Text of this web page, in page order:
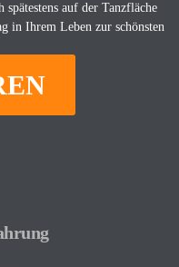
auf der Tanzfläche
in Ihrem Leben zur schönsten